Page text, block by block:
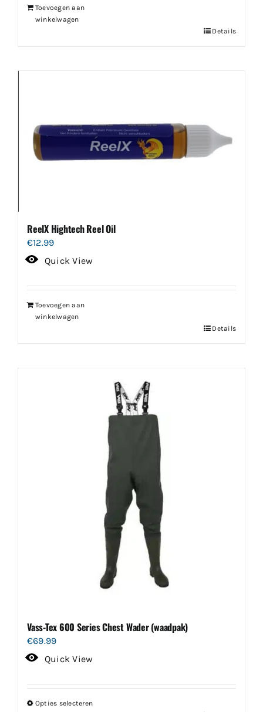
Toevoegen aan
winkelwagen
Details
ReelX Hightech Reel Oil
€12.99
Quick View
Toevoegen aan
winkelwagen
Details
Vass-Tex 600 Series Chest Wader (waadpak)
€69.99
Quick View
Opties selecteren